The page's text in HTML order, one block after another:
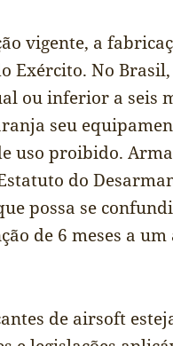
vigente, a
Exército. No
ou inferior a seis
seu
uso proibido.
do
possa se
de 6 meses a
de airsoft